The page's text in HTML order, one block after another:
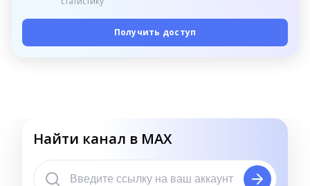
Получить доступ
Найти канал в MAX